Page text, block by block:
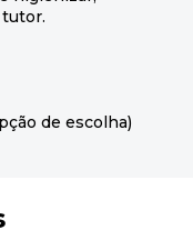
de escolha)